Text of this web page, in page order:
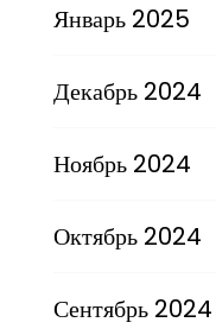
Январь 2025
Декабрь 2024
Ноябрь 2024
Октябрь 2024
Сентябрь 2024